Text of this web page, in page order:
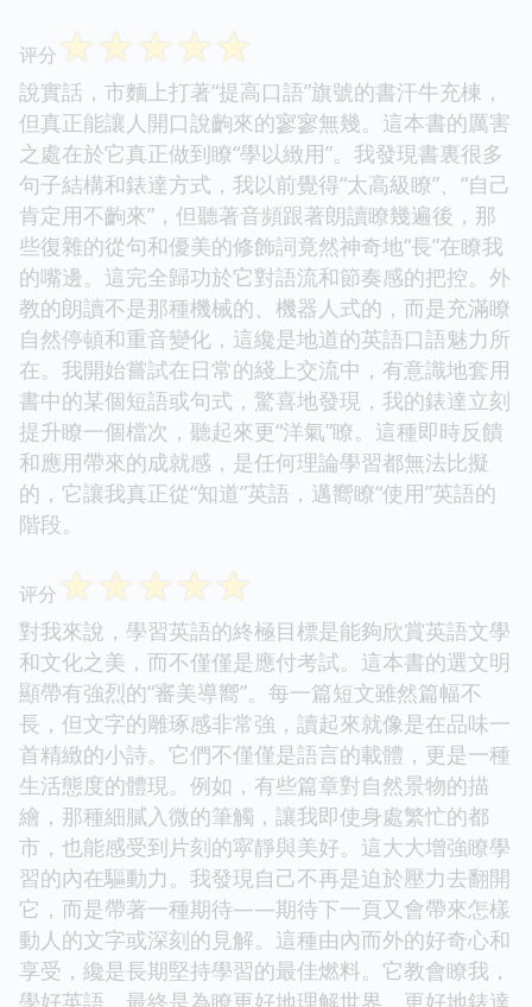
评分 ☆☆☆☆☆
說實話，市麵上打著“提高口語”旗號的書汗牛充棟，
但真正能讓人開口說齣來的寥寥無幾。這本書的厲害
之處在於它真正做到瞭“學以緻用”。我發現書裏很多
句子結構和錶達方式，我以前覺得“太高級瞭”、“自己
肯定用不齣來”，但聽著音頻跟著朗讀瞭幾遍後，那
些復雜的從句和優美的修飾詞竟然神奇地“長”在瞭我
的嘴邊。這完全歸功於它對語流和節奏感的把控。外
教的朗讀不是那種機械的、機器人式的，而是充滿瞭
自然停頓和重音變化，這纔是地道的英語口語魅力所
在。我開始嘗試在日常的綫上交流中，有意識地套用
書中的某個短語或句式，驚喜地發現，我的錶達立刻
提升瞭一個檔次，聽起來更“洋氣”瞭。這種即時反饋
和應用帶來的成就感，是任何理論學習都無法比擬
的，它讓我真正從“知道”英語，邁嚮瞭“使用”英語的
階段。
评分 ☆☆☆☆☆
對我來說，學習英語的終極目標是能夠欣賞英語文學
和文化之美，而不僅僅是應付考試。這本書的選文明
顯帶有強烈的“審美導嚮”。每一篇短文雖然篇幅不
長，但文字的雕琢感非常強，讀起來就像是在品味一
首精緻的小詩。它們不僅僅是語言的載體，更是一種
生活態度的體現。例如，有些篇章對自然景物的描
繪，那種細膩入微的筆觸，讓我即使身處繁忙的都
市，也能感受到片刻的寜靜與美好。這大大增強瞭學
習的內在驅動力。我發現自己不再是迫於壓力去翻開
它，而是帶著一種期待——期待下一頁又會帶來怎樣
動人的文字或深刻的見解。這種由內而外的好奇心和
享受，纔是長期堅持學習的最佳燃料。它教會瞭我，
學好英語，最終是為瞭更好地理解世界，更好地錶達